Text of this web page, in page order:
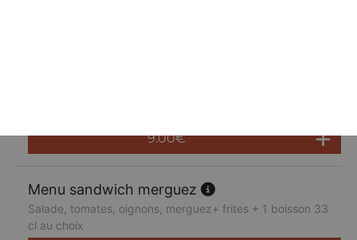
9.00€
Menu sandwich merguez
Salade, tomates, oignons, merguez+ frites + 1 boisson 33
cl au choix